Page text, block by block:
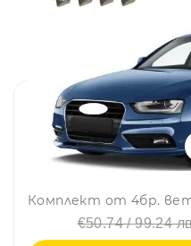
€50.74 / 99.24